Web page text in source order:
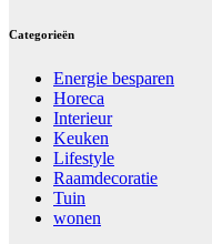
Categorieën
Energie besparen
Horeca
Interieur
Keuken
Lifestyle
Raamdecoratie
Tuin
wonen